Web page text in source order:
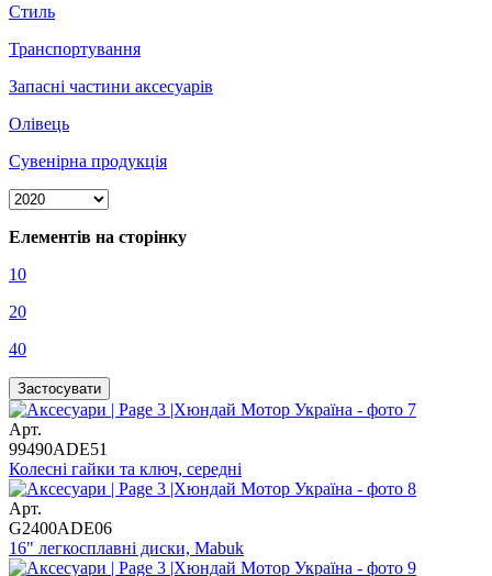
Стиль
Транспортування
Запасні частини аксесуарів
Олівець
Сувенірна продукція
Елементів на сторінку
10
20
40
Арт.
99490ADE51
Колесні гайки та ключ, середні
Арт.
G2400ADE06
16" легкосплавні диски, Mabuk